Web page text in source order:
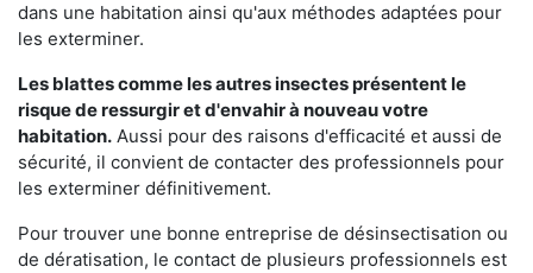
dans une habitation ainsi qu'aux méthodes adaptées pour
les exterminer.
Les blattes comme les autres insectes présentent le
risque de ressurgir et d'envahir à nouveau votre
habitation. Aussi pour des raisons d'efficacité et aussi de
sécurité, il convient de contacter des professionnels pour
les exterminer définitivement.
Pour trouver une bonne entreprise de désinsectisation ou
de dératisation, le contact de plusieurs professionnels est